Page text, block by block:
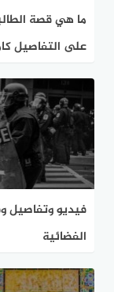
على التفاصيل
فيديو وتفاصيل
الفضائية